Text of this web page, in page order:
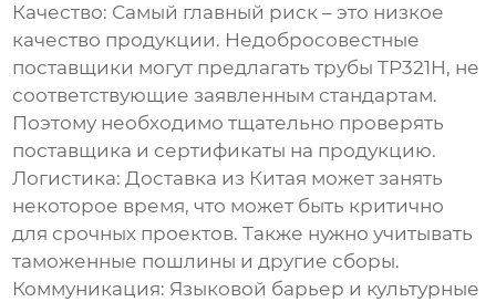
Качество: Самый главный риск – это низкое
качество продукции. Недобросовестные
поставщики могут предлагатьтрубы TP321H, не
соответствующие заявленным стандартам.
Поэтому необходимо тщательно проверять
поставщика и сертификаты на продукцию.
Логистика: Доставка из Китая может занять
некоторое время, что может быть критично
для срочных проектов. Также нужно учитывать
таможенные пошлины и другие сборы.
Коммуникация: Языковой барьер и культурные